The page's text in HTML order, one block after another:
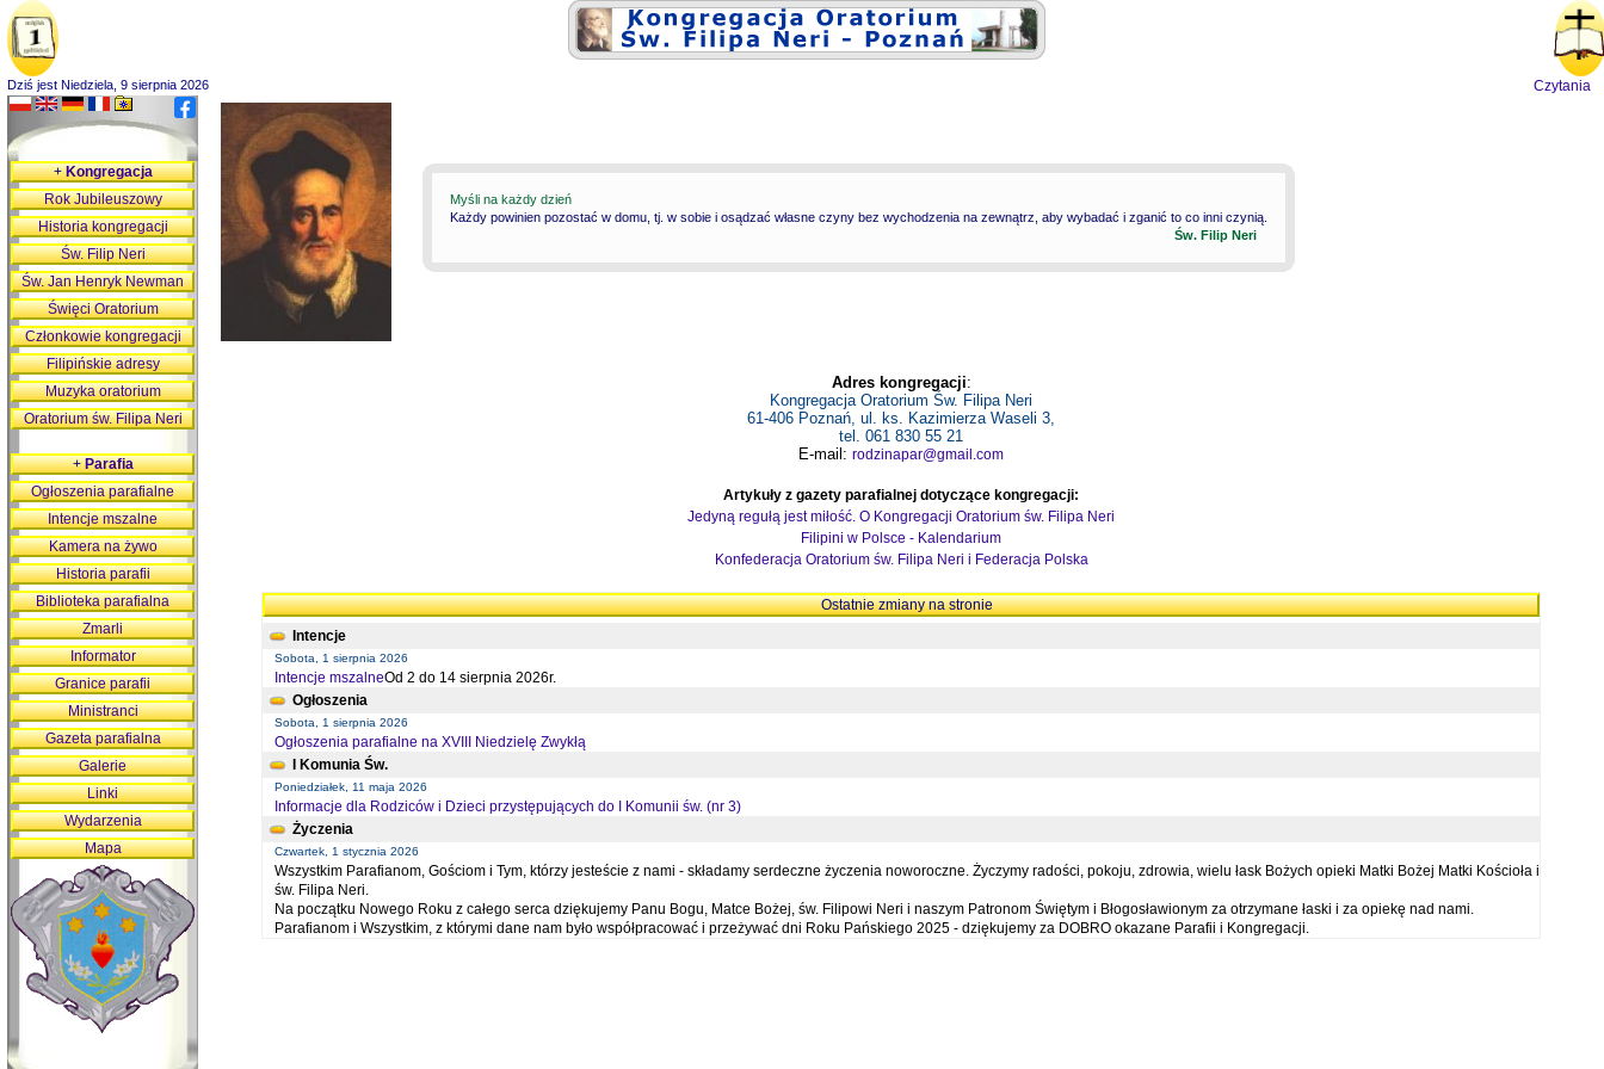
Dziś jest Niedziela, 9 sierpnia 2026 Czytania
Myśli na każdy dzień
Każdy powinien pozostać w domu, tj. w sobie i osądzać własne czyny bez wychodzenia na zewnątrz, aby wybadać i zganić to co inni czynią.
Św. Filip Neri
Adres kongregacji:
Kongregacja Oratorium Św. Filipa Neri
61-406 Poznań, ul. ks. Kazimierza Waseli 3,
tel. 061 830 55 21
E-mail: rodzinapar@gmail.com
Artykuły z gazety parafialnej dotyczące kongregacji:
Jedyną regułą jest miłość. O Kongregacji Oratorium św. Filipa Neri
Filipini w Polsce - Kalendarium
Konfederacja Oratorium św. Filipa Neri i Federacja Polska
Ostatnie zmiany na stronie
Intencje
Sobota, 1 sierpnia 2026
Intencje mszalneOd 2 do 14 sierpnia 2026r.
Ogłoszenia
Sobota, 1 sierpnia 2026
Ogłoszenia parafialne na XVIII Niedzielę Zwykłą
I Komunia Św.
Poniedziałek, 11 maja 2026
Informacje dla Rodziców i Dzieci przystępujących do I Komunii św. (nr 3)
Życzenia
Czwartek, 1 stycznia 2026
Wszystkim Parafianom, Gościom i Tym, którzy jesteście z nami - składamy serdeczne życzenia noworoczne. Życzymy radości, pokoju, zdrowia, wielu łask Bożych opieki Matki Bożej Matki Kościoła i
św. Filipa Neri.
Na początku Nowego Roku z całego serca dziękujemy Panu Bogu, Matce Bożej, św. Filipowi Neri i naszym Patronom Świętym i Błogosławionym za otrzymane łaski i za opiekę nad nami.
Parafianom i Wszystkim, z którymi dane nam było współpracować i przeżywać dni Roku Pańskiego 2025 - dziękujemy za DOBRO okazane Parafii i Kongregacji.
+Kongregacja
Rok Jubileuszowy
Historia kongregacji
Św. Filip Neri
Św. Jan Henryk Newman
Święci Oratorium
Członkowie kongregacji
Filipińskie adresy
Muzyka oratorium
Oratorium św. Filipa Neri
+Parafia
Ogłoszenia parafialne
Intencje mszalne
Kamera na żywo
Historia parafii
Biblioteka parafialna
Zmarli
Informator
Granice parafii
Ministranci
Gazeta parafialna
Galerie
Linki
Wydarzenia
Mapa